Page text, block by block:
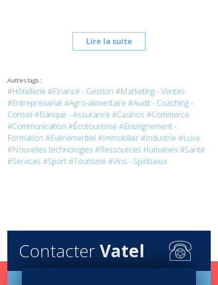
Lire la suite
Autres tags :
#Hôtellerie #Finance - Gestion #Marketing - Ventes
#Entreprenariat#Agro-alimentaire #Audit - Coaching -
Conseil #Banque - Assurance #Casinos #Commerce
#Communication #Écotourisme #Enseignement -
Formation #Evènementiel #Immobilier#Industrie #Luxe
#Nouvelles technologies #Ressources Humaines #Santé
#Services #Sport#Tourisme #Vins - Spiritueux
Contacter Vatel